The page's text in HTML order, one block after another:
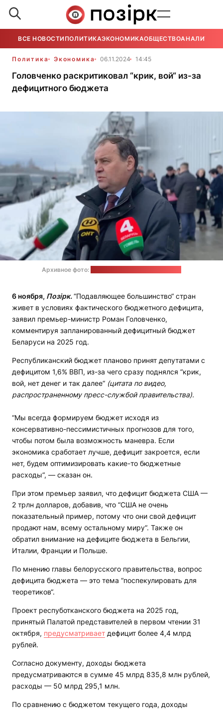
ВСЕ НОВОСТИ ПОЛИТИКАЭКОНОМИКАОБЩЕСТВОАНАЛИТИКА
Политика Экономика 06.11.2024 14:45
Головченко раскритиковал “крик, вой“ из-за
дефицитного бюджета
Архивное фото:
6 ноября, Позірк.“Подавляющее большинство“ стран
живет в условиях фактического бюджетного дефицита,
заявил премьер-министр Роман Головченко,
комментируя запланированный дефицитный бюджет
Беларуси на 2025 год.
Республиканский бюджет планово принят депутатами с
дефицитом 1,6% ВВП, из-за чего сразу поднялся “крик,
вой, нет денег и так далее“ (цитата по видео,
распространенному пресс-службой правительства).
“Мы всегда формируем бюджет исходя из
консервативно-пессимистичных прогнозов для того,
чтобы потом была возможность маневра. Если
экономика сработает лучше, дефицит закроется, если
нет, будем оптимизировать какие-то бюджетные
расходы“, — сказан он.
При этом премьер заявил, что дефицит бюджета США —
2 трлн долларов, добавив, что “США не очень
показательный пример, потому что они свой дефицит
продают нам, всему остальному миру“. Также он
обратил внимание на дефиците бюджета в Бельгии,
Италии, Франции и Польше.
По мнению главы белорусского правительства, вопрос
дефицита бюджета — это тема “поспекулировать для
теоретиков“.
Проект респуботканского бюджета на 2025 год,
принятый Палатой представителей в первом чтении 31
октября, предусматривает дефицит более 4,4 млрд
рублей.
Согласно документу, доходы бюджета
предусматриваются в сумме 45 млрд 835,8 млн рублей,
расходы — 50 млрд 295,1 млн.
По сравнению с бюджетом текущего года, доходы